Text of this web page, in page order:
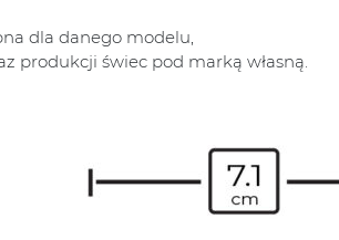
dla danego modelu,
produkcji świec pod marką własną.